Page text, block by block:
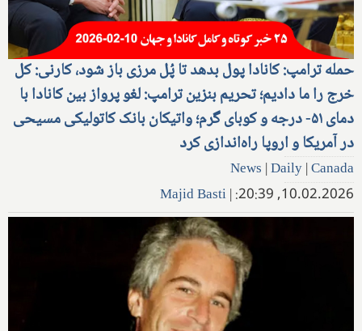
حمله ترامپ: کانادا پول بدهد تا پُل مرزی باز شود، کارنی: کل
خرج را ما دادیم؛ تحریم بنزین ترامپ: لغو پرواز بین کانادا با
دمای ۵۱- درجه و کوبای گرم؛ واتیکان بانک کاتولیکی مسیحی
در آمریکا و اروپا راه‌اندازی کرد
News |Daily|Canada
10.02.2026, 20:39:
|
Majid Basti